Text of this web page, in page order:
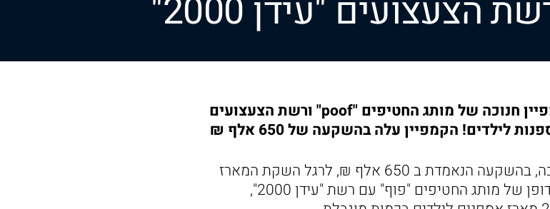
כוכב הילדים טל מוסרי מככב בקמפיין חנוכה של מותג החטיפים "poof" ורשת הצעצועים
הקמפיין עלה השבוע, לרגל חג החנוכה, בהשקעה הנאמדת ב 650 אלף ₪, לרגל השקת המארז
לילדים שנערך בשיתוף פעולה יוצא דופן של מותג החטיפים "פוף" עם רשת "עידן 2000",